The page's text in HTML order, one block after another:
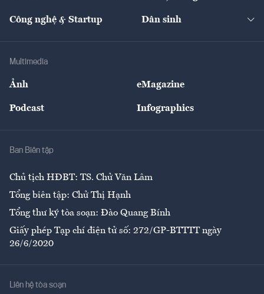
Tư vấn
Thị trường
Nông sản
Giải trí
Công nghệ & Startup Dân sinh
Multimedia
Ảnh eMagazine
Podcast Infographics
Ban Biên tập
Chủ tịch HĐBT: TS. Chử Văn Lâm
Tổng biên tập: Chử Thị Hạnh
Tổng thư ký tòa soạn: Đào Quang Bính
Giấy phép Tạp chí điện tử số: 272/GP-BTTTT ngày
26/6/2020
Liên hệ tòa soạn